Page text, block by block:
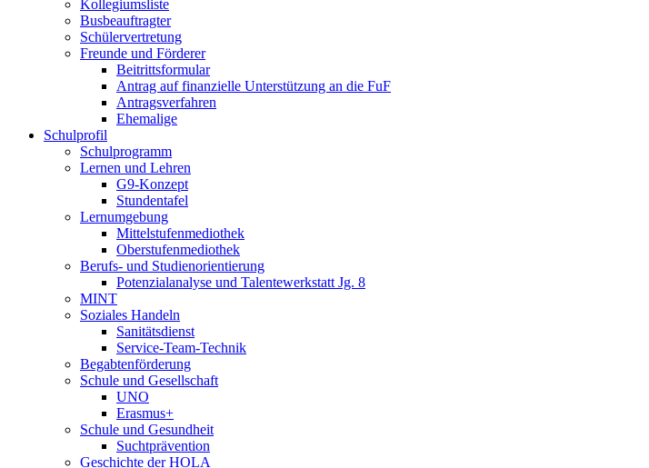
Kollegiumsliste
Busbeauftragter
Schülervertretung
Freunde und Förderer
Beitrittsformular
Antrag auf finanzielle Unterstützung an die FuF
Antragsverfahren
Ehemalige
Schulprofil
Schulprogramm
Lernen und Lehren
G9-Konzept
Stundentafel
Lernumgebung
Mittelstufenmediothek
Oberstufenmediothek
Berufs- und Studienorientierung
Potenzialanalyse und Talentewerkstatt Jg. 8
MINT
Soziales Handeln
Sanitätsdienst
Service-Team-Technik
Begabtenförderung
Schule und Gesellschaft
UNO
Erasmus+
Schule und Gesundheit
Suchtprävention
Geschichte der HOLA